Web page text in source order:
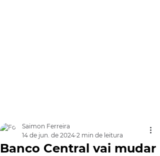
Banco Central vai mudar
Saimon Ferreira
14 de jun. de 2024 2 min de leitura